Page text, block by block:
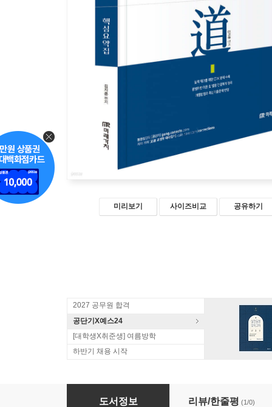
미리보기 사이즈비교 공유하기
2027 공무원 합격
공단기X예스24
[대학생X취준생] 여름방학
하반기 채용 시작
2023 正道 범죄학 핵심요약집
도서정보 리뷰/한줄평 (1/0)